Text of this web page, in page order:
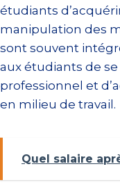
étudiants
manipulation des
sont souvent
aux étudiants de
professionnel et
en milieu de travail.
Quel salaire